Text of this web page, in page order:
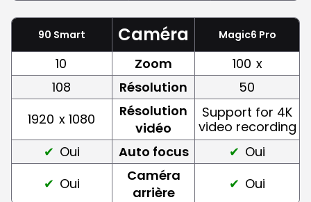
90 Smart Caméra Magic6 Pro
10 Zoom 100 x
108
Résolution
50
1920 x 1080
Résolution
vidéo
Support for 4K
video recording
Oui
Auto focus
Oui
Oui
Caméra
arrière
Oui